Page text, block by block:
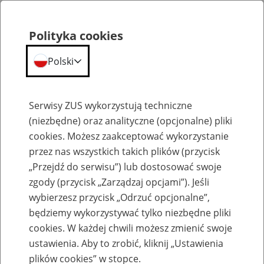
Szkolenia
Zaproś ZUS do siebie: Aktywni 50+
Polityka cookies
Polski
Serwisy ZUS wykorzystują techniczne
(niezbędne) oraz analityczne (opcjonalne) pliki
cookies. Możesz zaakceptować wykorzystanie
przez nas wszystkich takich plików (przycisk
„Przejdź do serwisu”) lub dostosować swoje
zgody (przycisk „Zarządzaj opcjami”). Jeśli
wybierzesz przycisk „Odrzuć opcjonalne”,
będziemy wykorzystywać tylko niezbędne pliki
cookies. W każdej chwili możesz zmienić swoje
ustawienia. Aby to zrobić, kliknij „Ustawienia
plików cookies” w stopce.